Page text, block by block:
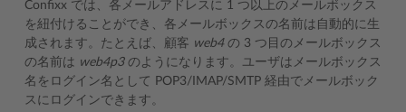
Confixx では、各メールアドレスに 1 つ以上のメールボックス
を紐付けることができ、各メールボックスの名前は自動的に生
成されます。たとえば、顧客 web4 の 3 つ目のメールボックス
の名前は web4p3のようになります。ユーザはメールボックス
名をログイン名として POP3/IMAP/SMTP 経由でメールボック
スにログインできます。